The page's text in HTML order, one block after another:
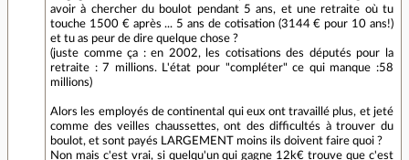
avoir à chercher du boulot pendant 5 ans, et une retraite où tu
touche 1500 € après ... 5 ans de cotisation (3144 € pour 10 ans!)
et tu as peur de dire quelque chose ?
(juste comme ça : en 2002, les cotisations des députés pour la
retraite : 7 millions. L'état pour "compléter" ce qui manque :58
millions)
Alors les employés de continental qui eux ont travaillé plus, et jeté
comme des veilles chaussettes, ont des difficultés à trouver du
boulot, et sont payés LARGEMENT moins ils doivent faire quoi ?
Non mais c'est vrai, si quelqu'un qui gagne 12k€ trouve que c'est